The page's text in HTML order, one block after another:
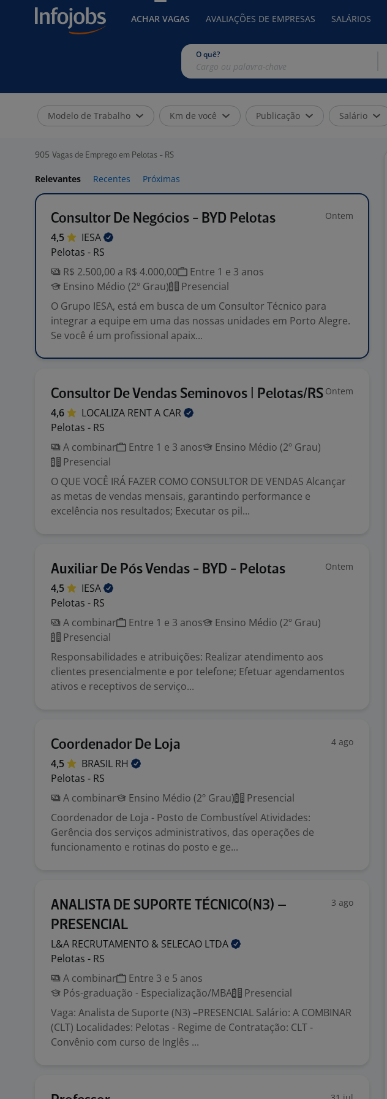
ACHAR VAGAS AVALIAÇÕES DE EMPRESAS SALÁRIOS
O quê?
Modelo de Trabalho Km de você Publicação Salário
905 Vagas de Emprego em Pelotas - RS
Relevantes Recentes Próximas
Consultor De Negócios - BYD Pelotas Ontem
4,5
IESA
Pelotas - RS
R$ 2.500,00 a R$ 4.000,00
Entre 1 e 3 anos
Ensino Médio (2º Grau)
Presencial
O Grupo IESA, está em busca de um Consultor Técnico para
integrar a equipe em uma das nossas unidades em Porto Alegre.
Se você é um profissional apaix...
Consultor De Vendas Seminovos | Pelotas/RS Ontem
4,6 LOCALIZA RENT A CAR
Pelotas - RS
A combinar
Entre 1 e 3 anos
Ensino Médio (2º Grau)
Presencial
O QUE VOCÊ IRÁ FAZER COMO CONSULTOR DE VENDAS Alcançar
as metas de vendas mensais, garantindo performance e
excelência nos resultados; Executar os pil...
Auxiliar De Pós Vendas - BYD - Pelotas Ontem
4,5
IESA
Pelotas - RS
A combinar
Entre 1 e 3 anos
Ensino Médio (2º Grau)
Presencial
Responsabilidades e atribuições: Realizar atendimento aos
clientes presencialmente e por telefone; Efetuar agendamentos
ativos e receptivos de serviço...
Coordenador De Loja 4 ago
4,5 BRASIL RH
Pelotas - RS
A combinar
Ensino Médio (2º Grau)
Presencial
Coordenador de Loja - Posto de Combustível Atividades:
Gerência dos serviços administrativos, das operações de
funcionamento e rotinas do posto e ge...
ANALISTA DE SUPORTE TÉCNICO(N3) –
PRESENCIAL
3 ago
L&A RECRUTAMENTO & SELECAO LTDA
Pelotas - RS
A combinar
Entre 3 e 5 anos
Pós-graduação - Especialização/MBA
Presencial
Vaga: Analista de Suporte (N3) –PRESENCIAL Salário: A COMBINAR
(CLT) Localidades: Pelotas - Regime de Contratação: CLT -
Convênio com curso de Inglês ...